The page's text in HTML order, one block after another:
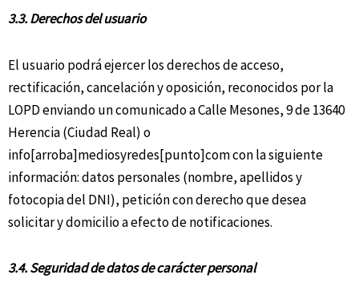
3.3. Derechos del usuario
El usuario podrá ejercer los derechos de acceso,
rectificación, cancelación y oposición, reconocidos por la
LOPD enviando un comunicado a Calle Mesones, 9 de 13640
Herencia (Ciudad Real) o
info[arroba]mediosyredes[punto]com con la siguiente
información: datos personales (nombre, apellidos y
fotocopia del DNI), petición con derecho que desea
solicitar y domicilio a efecto de notificaciones.
3.4. Seguridad de datos de carácter personal